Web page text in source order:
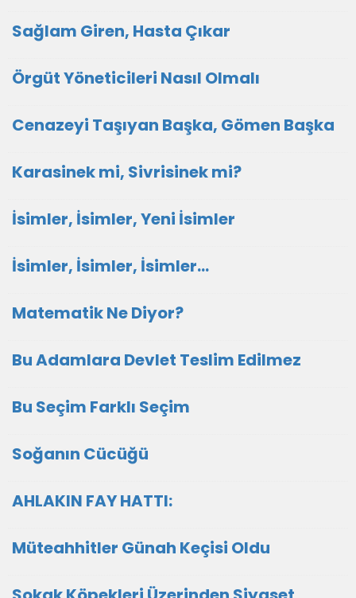
Sağlam Giren, Hasta Çıkar
Örgüt Yöneticileri Nasıl Olmalı
Cenazeyi Taşıyan Başka, Gömen Başka
Karasinek mi, Sivrisinek mi?
İsimler, İsimler, Yeni İsimler
İsimler, İsimler, İsimler...
Matematik Ne Diyor?
Bu Adamlara Devlet Teslim Edilmez
Bu Seçim Farklı Seçim
Soğanın Cücüğü
AHLAKIN FAY HATTI:
Müteahhitler Günah Keçisi Oldu